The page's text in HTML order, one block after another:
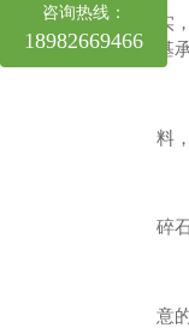
实
基
料
碎
意
咨询热线：
18982669466